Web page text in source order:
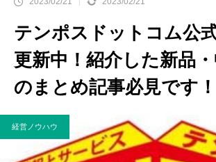
テンポスドットコム公
更新中！紹介した新品
のまとめ記事必見です！
経営ノウハウ